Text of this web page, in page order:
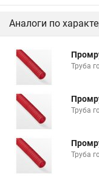
Аналоги по
Труба
Труба
Труба